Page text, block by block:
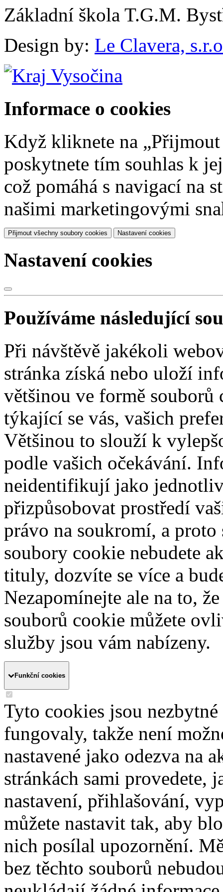
Základní škola T.G.M.
Design by: Le Clavera,
Informace o cookies
Když kliknete na
poskytnete tím souhlas k
což pomáhá s navigací na
našimi marketingovými
Přijmout všechny soubory cookies Nastavení cookies
Nastavení cookies
Používáme následující
Při návštěvě jakékoli
stránka získá nebo uloží
většinou ve formě
týkající se vás, vašich
Většinou to slouží k
podle vašich očekávání.
neidentifikují jako
přizpůsobovat prostředí
právo na soukromí, a proto
soubory cookie nebudete
tituly, dozvíte se více a
Nezapomínejte ale na to,
souborů cookie můžete
služby jsou vám nabízeny.
Funkční cookies
Tyto cookies jsou
fungovaly, takže není
nastavené jako odezva na
stránkách sami provedete,
nastavení, přihlašování,
můžete nastavit tak, aby
nich posílal upozornění.
bez těchto souborů